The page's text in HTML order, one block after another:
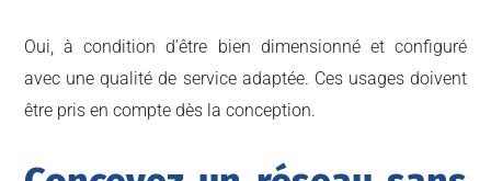
Oui, à condition d’être bien dimensionné et configuré
avec une qualité de service adaptée. Ces usages doivent
être pris en compte dès la conception.